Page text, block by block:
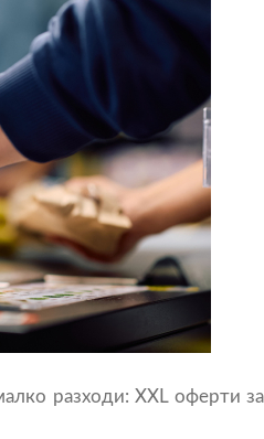
разходи: XXL оферти за